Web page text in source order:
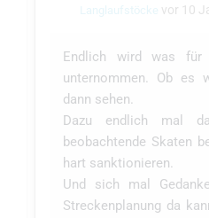
Langlaufstöcke vor 10
Endlich wird was für
unternommen. Ob es
dann sehen.
Dazu endlich mal
beobachtende Skaten
hart sanktionieren.
Und sich mal
Streckenplanung da